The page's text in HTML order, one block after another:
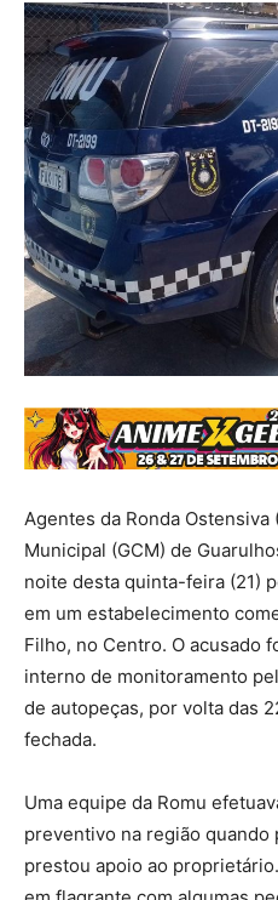
Agentes da Ronda Ostensiva
Municipal (GCM) de
noite desta quinta-feira (21)
em um estabelecimento
Filho, no Centro. O acusado
interno de monitoramento
de autopeças, por volta das
fechada.
Uma equipe da Romu
preventivo na região quando
prestou apoio ao